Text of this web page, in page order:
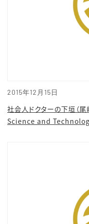
2015年12月15日
社会人ドクターの下垣（
Science and Technology